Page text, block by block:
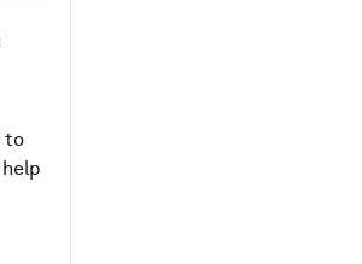
to